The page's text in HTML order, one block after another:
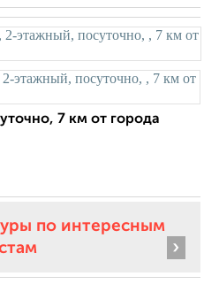
7 км от города
по интересным
›